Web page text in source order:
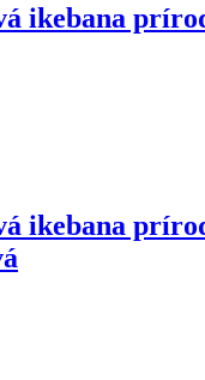
ikebana
ikebana